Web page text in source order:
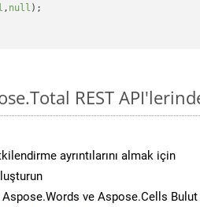
, null );
REST
ayrıntılarını almak için
ve Aspose.Cells Bulut